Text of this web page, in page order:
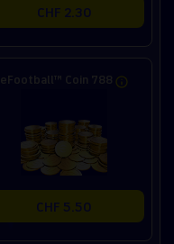
CHF 2.30
eFootball™ Coin 788
CHF 5.50